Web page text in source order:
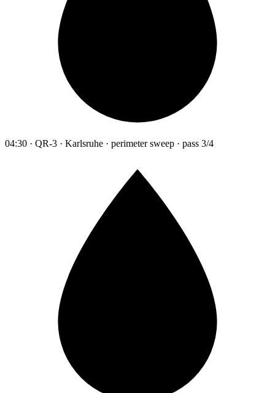
04:30 · QR-3 · Karlsruhe · perimeter sweep · pass 3/4